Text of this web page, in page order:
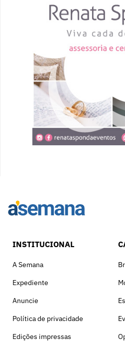
INSTITUCIONAL
A Semana
Expediente
Anuncie
Política de privacidade
Edições impressas